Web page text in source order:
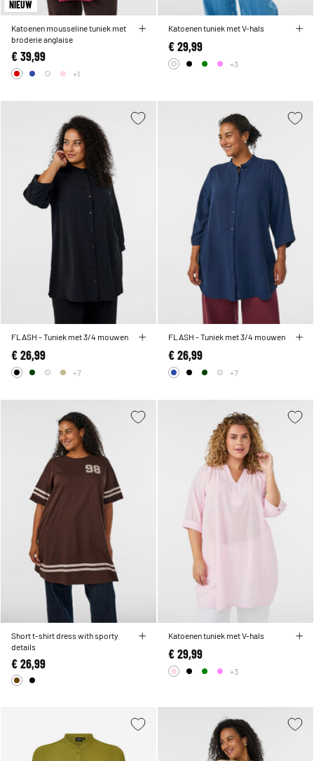
NIEUW
Katoenen mousseline tuniek met
broderie anglaise
€ 39,99
+1
Katoenen tuniek met V-hals
€ 29,99
+3
FLASH - Tuniek met 3/4 mouwen
€ 26,99
+7
FLASH - Tuniek met 3/4 mouwen
€ 26,99
+7
Short t-shirt dress with sporty
details
€ 26,99
Katoenen tuniek met V-hals
€ 29,99
+3